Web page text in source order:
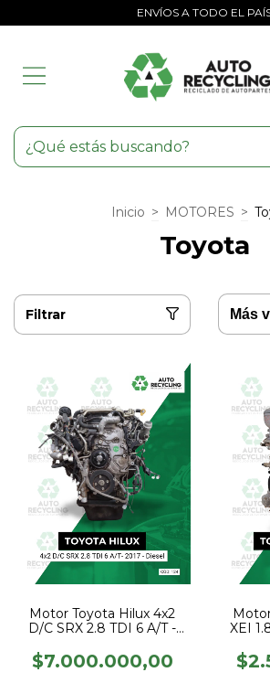
ENVÍOS A TODO EL
Inicio > MOTORES >
Toyota
Filtrar
Motor Toyota Hilux 4x2
D/C SRX 2.8 TDI 6 A/T -
$7.000.000,00
XEI